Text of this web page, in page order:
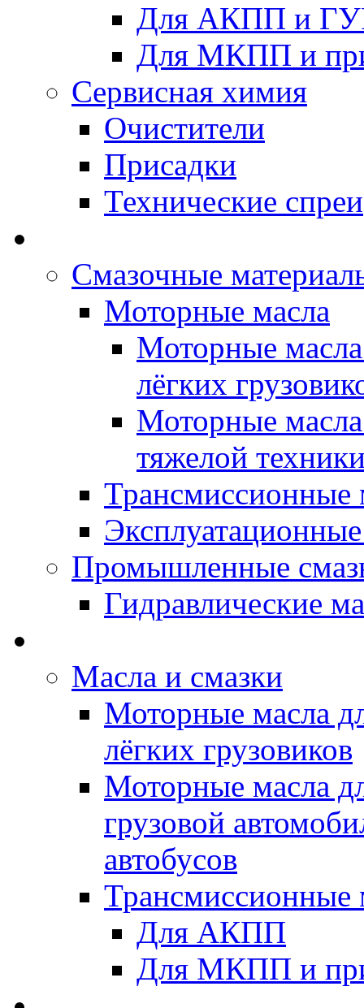
Для АКПП и
Для МКПП и
Сервисная химия
Очистители
Присадки
Технические спреи
Смазочные
Моторные масла
Моторные
лёгких
Моторные
тяжелой
Трансмиссионные
Промышленные
Гидравлические
Масла и смазки
Моторные масла
лёгких грузовиков
Моторные масла
грузовой
автобусов
Трансмиссионные
Для АКПП
Для МКПП и